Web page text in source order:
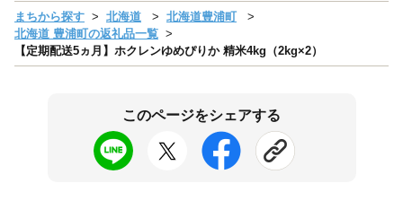
まちから探す 北海道
北海道豊浦町
北海道 豊浦町の返礼品一覧
【定期配送5ヵ月】ホクレンゆめぴりか 精米4kg（2kg×2）
このページをシェアする